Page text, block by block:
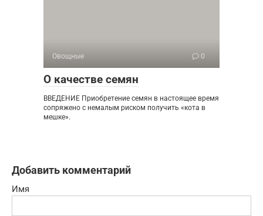
Овощные 0
О качестве семян
ВВЕДЕНИЕ Приобретение семян в настоящее время
сопряжено с немалым риском получить «кота в
мешке».
Добавить комментарий
Имя